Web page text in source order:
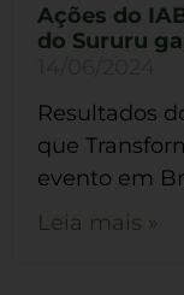
Ações do
do Sururu
Resultados
que
evento em
Leia mais »